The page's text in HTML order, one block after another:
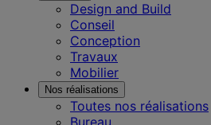
Design and Build
Conseil
Conception
Travaux
Mobilier
Nos réalisations
Toutes nos réalisations